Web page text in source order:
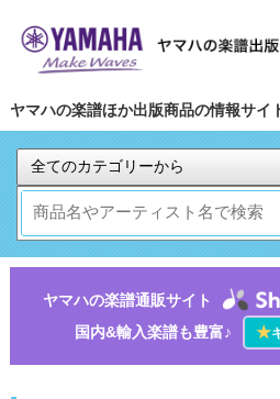
ヤマハの楽譜ほか出版商品の情報サイ
ヤマハの楽譜通販サイト
国内&輸入楽譜も豊富♪
★